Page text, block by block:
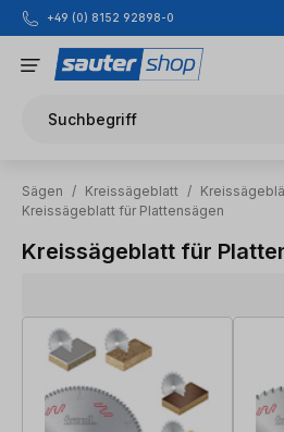
Zum Hauptinhalt springen
+49 (0) 8152 92898-0
Suchbegriff
Sägen / Kreissägeblatt /
Kreissägeblatt für Plattensägen
Kreissägeblatt für